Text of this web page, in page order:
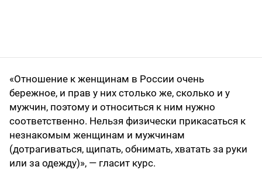
«Отношение к женщинам в России очень
бережное, и прав у них столько же, сколько и у
мужчин, поэтому и относиться к ним нужно
соответственно. Нельзя физически прикасаться к
незнакомым женщинам и мужчинам
(дотрагиваться, щипать, обнимать, хватать за руки
или за одежду)», — гласит курс.